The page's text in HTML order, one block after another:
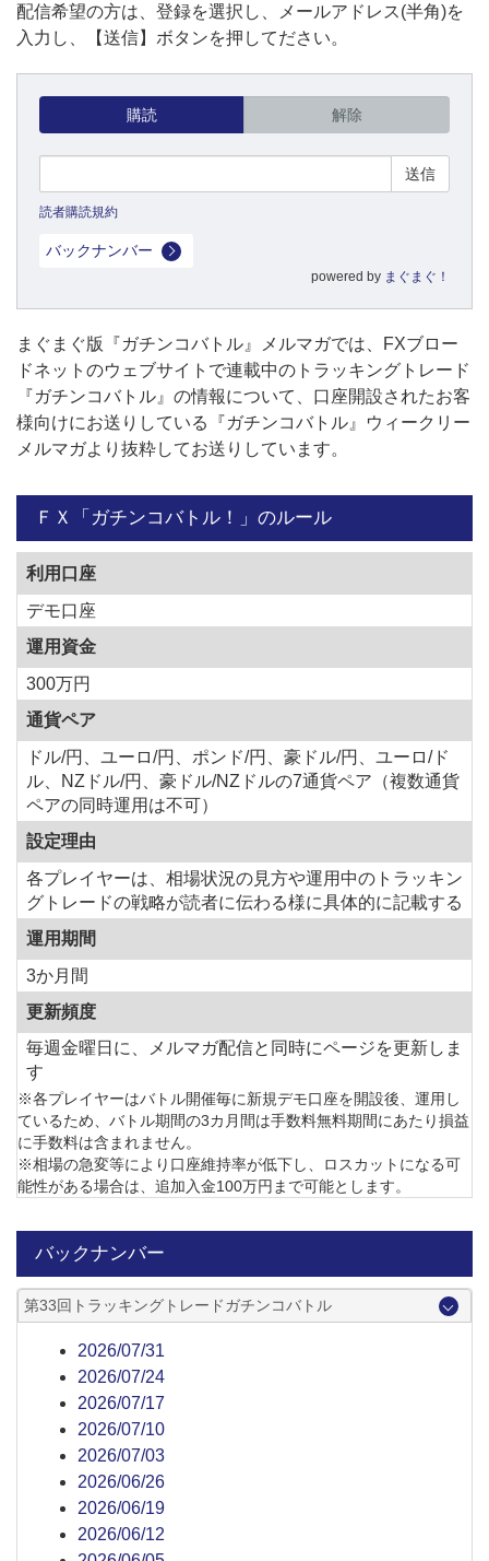
配信希望の方は、登録を選択し、メールアドレス(半角)を
入力し、【送信】ボタンを押してださい。
購読 解除
読者購読規約
バックナンバー
powered by まぐまぐ！
まぐまぐ版『ガチンコバトル』メルマガでは、FXブロー
ドネットのウェブサイトで連載中のトラッキングトレード
『ガチンコバトル』の情報について、口座開設されたお客
様向けにお送りしている『ガチンコバトル』ウィークリー
メルマガより抜粋してお送りしています。
ＦＸ「ガチンコバトル！」のルール
利用口座
デモ口座
運用資金
300万円
通貨ペア
ドル/円、ユーロ/円、ポンド/円、豪ドル/円、ユーロ/ド
ル、NZドル/円、豪ドル/NZドルの7通貨ペア（複数通貨
ペアの同時運用は不可）
設定理由
各プレイヤーは、相場状況の見方や運用中のトラッキン
グトレードの戦略が読者に伝わる様に具体的に記載する
運用期間
3か月間
更新頻度
毎週金曜日に、メルマガ配信と同時にページを更新しま
す
※各プレイヤーはバトル開催毎に新規デモ口座を開設後、運用し
ているため、バトル期間の3カ月間は手数料無料期間にあたり損益
に手数料は含まれません。
※相場の急変等により口座維持率が低下し、ロスカットになる可
能性がある場合は、追加入金100万円まで可能とします。
バックナンバー
第33回トラッキングトレードガチンコバトル
2026/07/31
2026/07/24
2026/07/17
2026/07/10
2026/07/03
2026/06/26
2026/06/19
2026/06/12